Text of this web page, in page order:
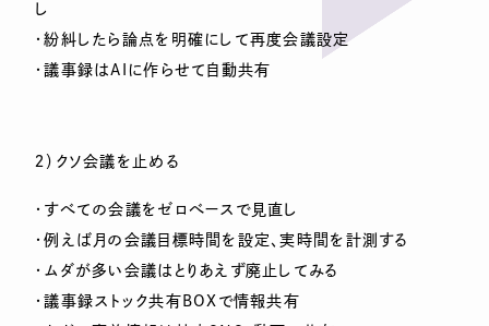
し
・紛糾したら論点を明確にして再度会議設定
・議事録はAIに作らせて自動共有
２）クソ会議を止める
・すべての会議をゼロべースで見直し
・例えば月の会議目標時間を設定、実時間を計測する
・ムダが多い会議はとりあえず廃止してみる
・議事録ストック共有BOXで情報共有